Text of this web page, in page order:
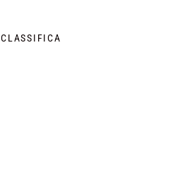
CLASSIFICA